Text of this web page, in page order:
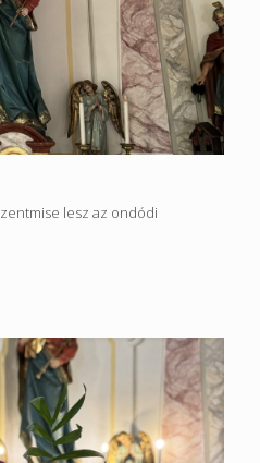
lesz az ondódi